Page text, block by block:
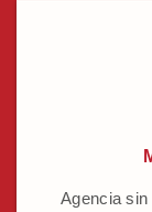
Agencia sin